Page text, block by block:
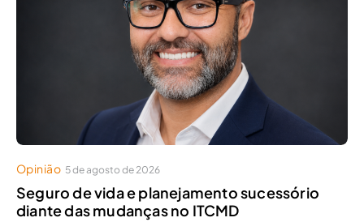
Opinião 5 de agosto de 2026
Seguro de vida e planejamento sucessório
diante das mudanças no ITCMD